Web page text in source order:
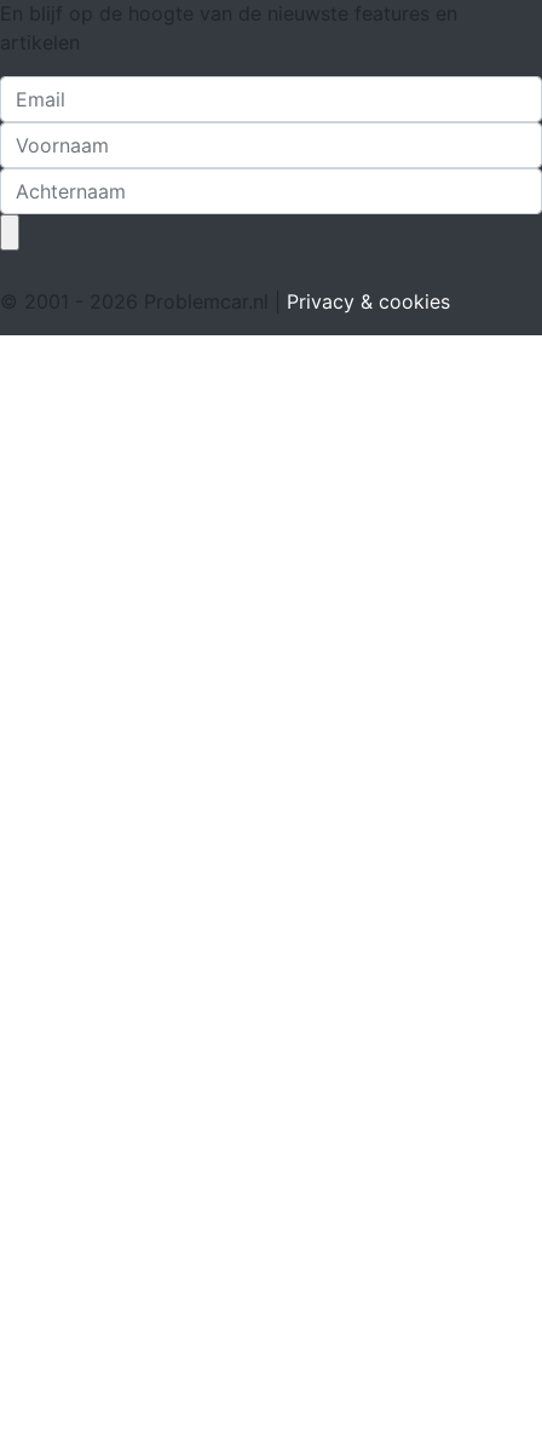
En blijf op de hoogte van de nieuwste features en
artikelen
© 2001 - 2026 Problemcar.nl | Privacy & cookies